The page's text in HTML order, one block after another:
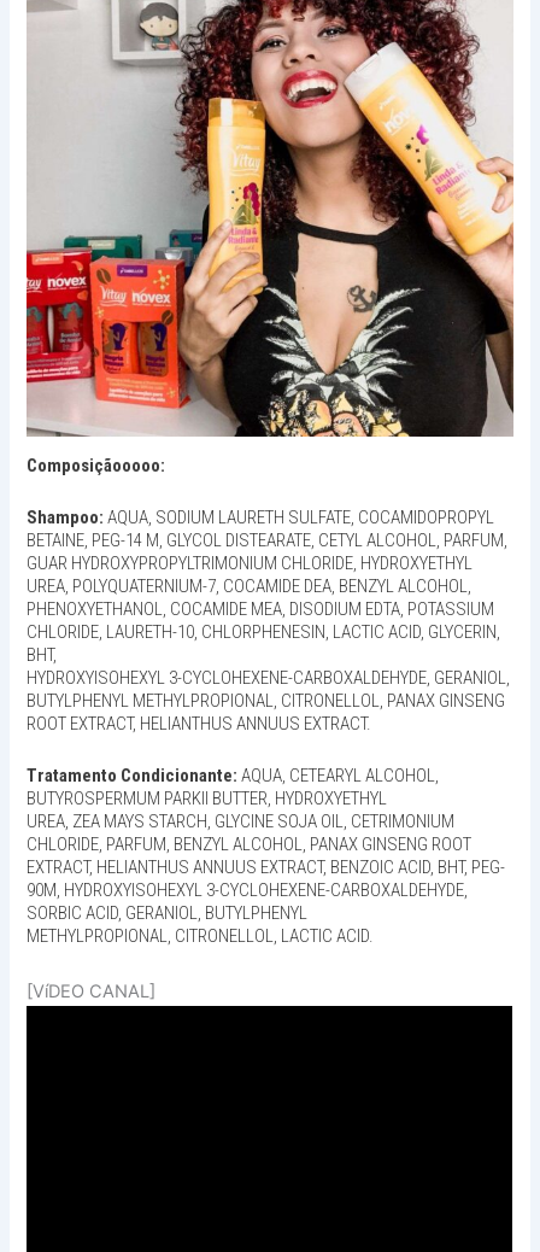
Composiçãooooo:
Shampoo: AQUA, SODIUM LAURETH SULFATE, COCAMIDOPROPYL
BETAINE, PEG-14 M, GLYCOL DISTEARATE, CETYL ALCOHOL, PARFUM,
GUAR HYDROXYPROPYLTRIMONIUM CHLORIDE, HYDROXYETHYL
UREA, POLYQUATERNIUM-7, COCAMIDE DEA, BENZYL ALCOHOL,
PHENOXYETHANOL, COCAMIDE MEA, DISODIUM EDTA, POTASSIUM
CHLORIDE, LAURETH-10, CHLORPHENESIN, LACTIC ACID, GLYCERIN,
BHT,
HYDROXYISOHEXYL 3-CYCLOHEXENE-CARBOXALDEHYDE, GERANIOL,
BUTYLPHENYL METHYLPROPIONAL, CITRONELLOL, PANAX GINSENG
ROOT EXTRACT, HELIANTHUS ANNUUS EXTRACT.
Tratamento Condicionante: AQUA, CETEARYL ALCOHOL,
BUTYROSPERMUM PARKII BUTTER, HYDROXYETHYL
UREA, ZEA MAYS STARCH, GLYCINE SOJA OIL, CETRIMONIUM
CHLORIDE, PARFUM, BENZYL ALCOHOL, PANAX GINSENG ROOT
EXTRACT, HELIANTHUS ANNUUS EXTRACT, BENZOIC ACID, BHT, PEG-
90M, HYDROXYISOHEXYL 3-CYCLOHEXENE-CARBOXALDEHYDE,
SORBIC ACID, GERANIOL, BUTYLPHENYL
METHYLPROPIONAL, CITRONELLOL, LACTIC ACID.
[VíDEO CANAL]